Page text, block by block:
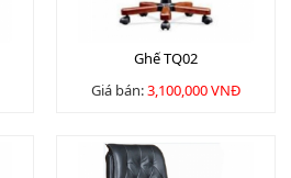
Ghế TQ02
Giá bán:3,100,000 VNĐ